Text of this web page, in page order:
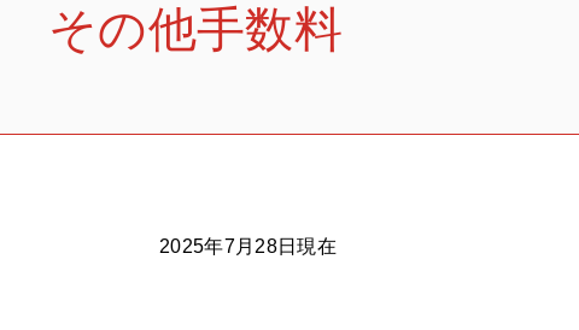
その他手数料
2025年7月28日現在